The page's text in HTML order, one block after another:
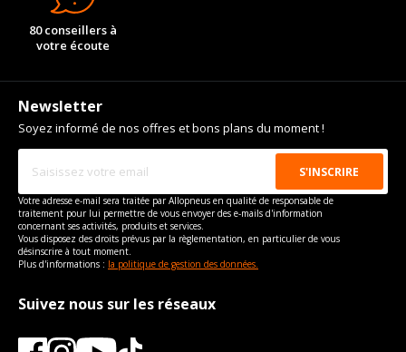
80 conseillers à
votre écoute
Newsletter
Soyez informé de nos offres et bons plans du moment !
Votre adresse e-mail sera traitée par Allopneus en qualité de responsable de
traitement pour lui permettre de vous envoyer des e-mails d'information
concernant ses activités, produits et services.
Vous disposez des droits prévus par la règlementation, en particulier de vous
désinscrire à tout moment.
Plus d'informations : la politique de gestion des données.
Suivez nous sur les réseaux